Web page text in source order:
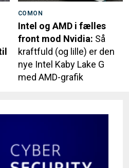
COMON
Intel og AMD i fælles
front mod Nvidia: Så
kraftfuld (og lille) er den
nye Intel Kaby Lake G
med AMD-grafik